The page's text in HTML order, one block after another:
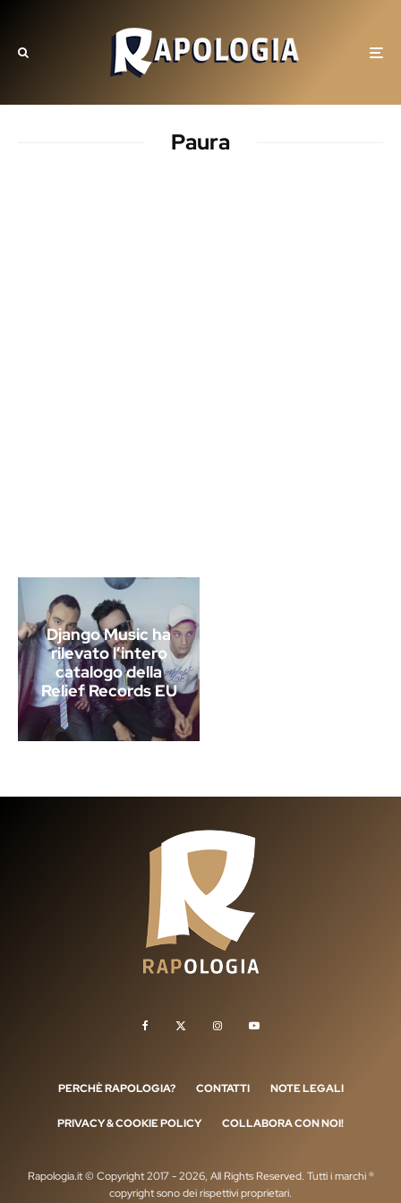
Paura
Django Music ha
rilevato l’intero
catalogo della
Relief Records EU
PERCHÈ RAPOLOGIA? CONTATTI NOTE LEGALI
PRIVACY & COOKIE POLICY COLLABORA CON NOI!
Rapologia.it © Copyright 2017 - 2026, All Rights Reserved. Tutti i marchi ®
copyright sono dei rispettivi proprietari.